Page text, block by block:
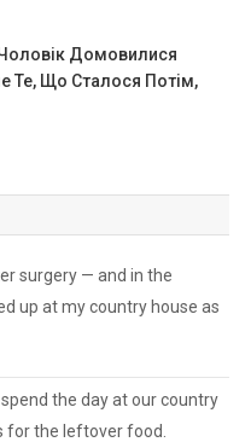
Домовилися
Те, Що Сталося Потім,
surgery — and in the
up at my country house as
the day at our country
for the leftover food.